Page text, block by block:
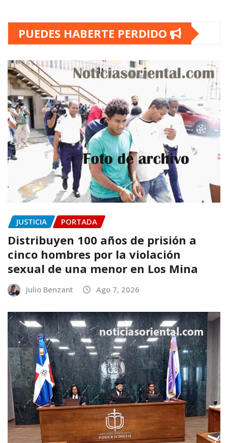
PUEDES HABERTE PERDIDO
JUSTICIA PORTADA
Distribuyen 100 años de prisión a
cinco hombres por la violación
sexual de una menor en Los Mina
Julio Benzant Ago 7, 2026